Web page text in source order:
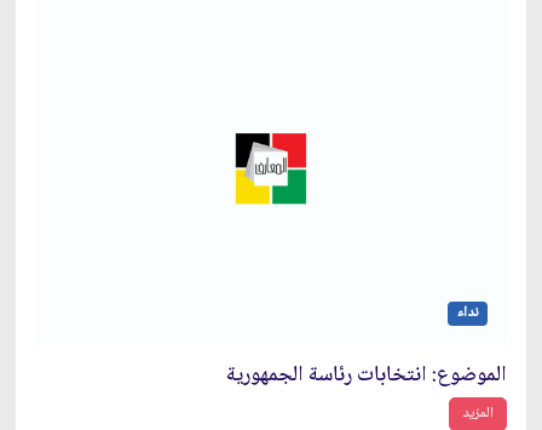
نداء
الموضوع: انتخابات رئاسة الجمهورية
المزيد